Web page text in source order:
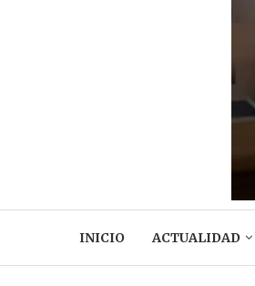
INICIO ACTUALIDAD